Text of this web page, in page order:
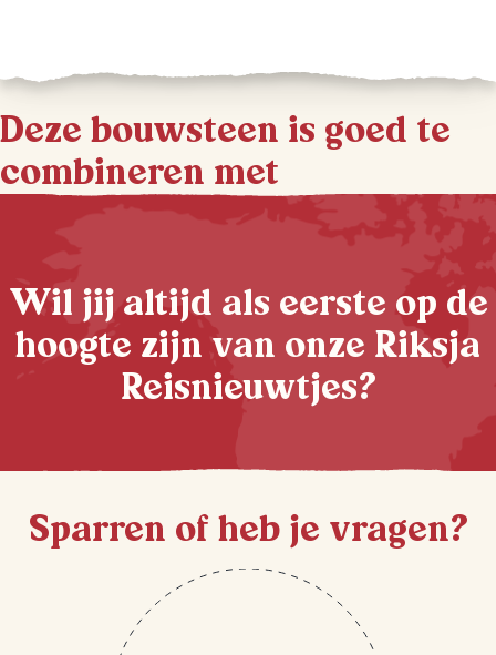
Deze bouwsteen is goed te
combineren met
Wil jij altijd als eerste op de
hoogte zijn van onze Riksja
Reisnieuwtjes?
Sparren of heb je vragen?